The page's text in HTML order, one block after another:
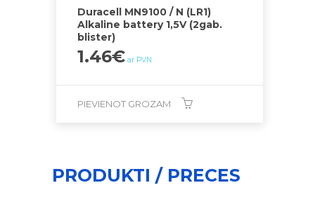
Duracell MN9100 / N (LR1)
Alkaline battery 1,5V (2gab.
blister)
1.46€ ar PVN
PIEVIENOT GROZAM
PRODUKTI / PRECES